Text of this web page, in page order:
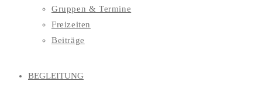
Gruppen & Termine
Freizeiten
Beiträge
BEGLEITUNG